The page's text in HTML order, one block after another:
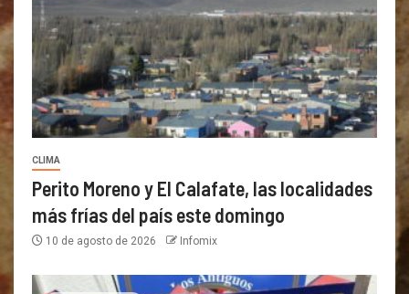
CLIMA
Perito Moreno y El Calafate, las localidades
más frías del país este domingo
10 de agosto de 2026 Infomix